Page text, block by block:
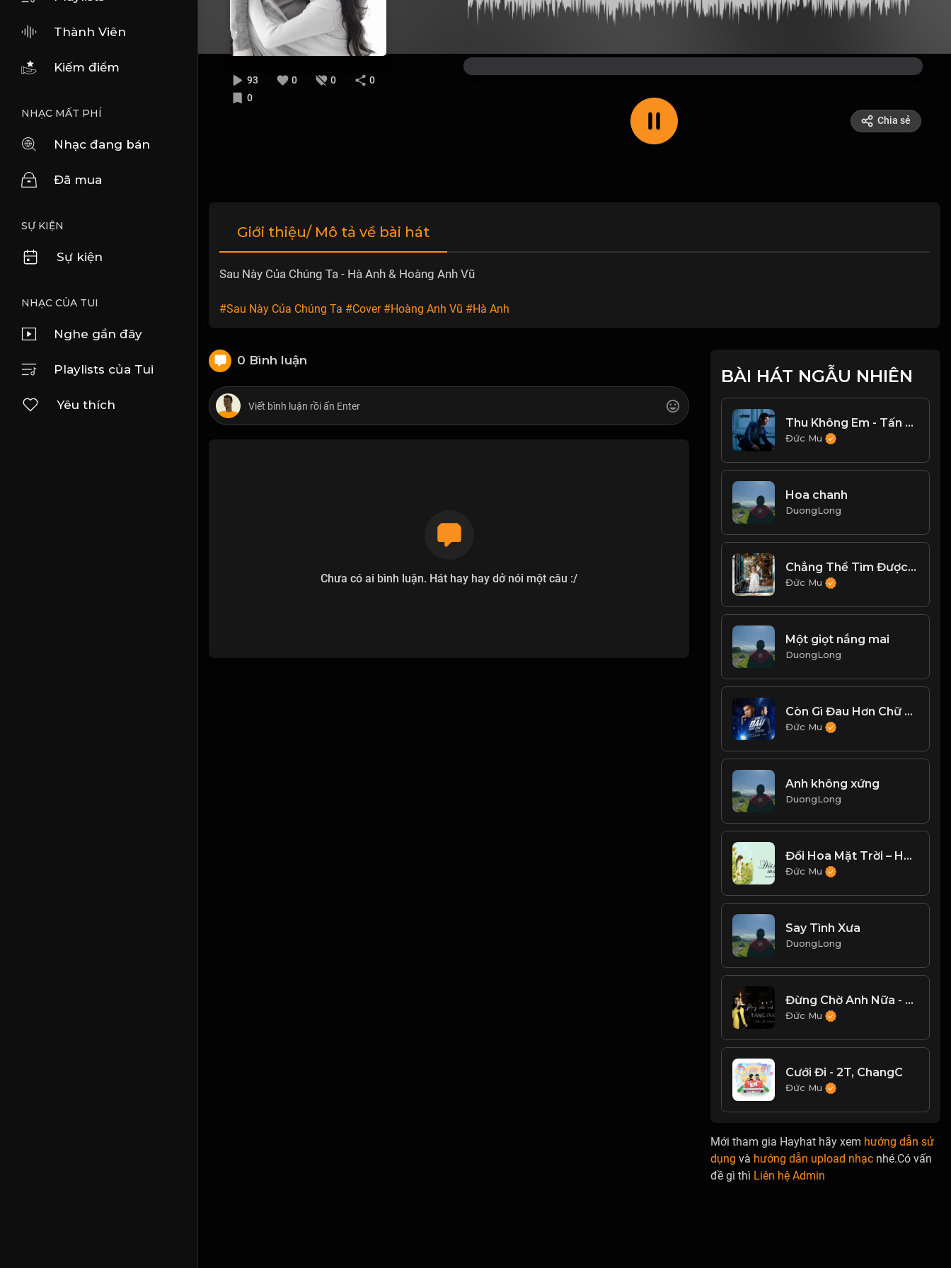
Thành Viên
Kiếm điểm
NHẠC MẤT PHÍ
Nhạc đang bán
Đã mua
SỰ KIỆN
Sự kiện
NHẠC CỦA TUI
Nghe gần đây
Playlists của Tui
Yêu thích
93 0 0
0
0
Chia sẻ
Giới thiệu/ Mô tả về bài hát
Sau Này Của Chúng Ta - Hà Anh & Hoàng Anh Vũ
#Sau Này Của Chúng Ta #Cover #Hoàng Anh Vũ #Hà Anh
0 Bình luận
Chưa có ai bình luận. Hát hay hay dở nói một câu :/
BÀI HÁT NGẪU NHIÊN
Thu Không Em - Tấn Minh
Đức Mu
Hoa chanh
DuongLong
Chẳng Thể Tìm Được Em - PhucXP
Đức Mu
Một giọt nắng mai
DuongLong
Còn Gì Đau Hơn Chữ Đã Từng - Quân A.P
Đức Mu
Anh không xứng
DuongLong
Đồi Hoa Mặt Trời – Hoàng Yến Chibi
Đức Mu
Say Tình Xưa
DuongLong
Đừng Chờ Anh Nữa - Tăng Phúc
Đức Mu
Cưới Đi - 2T, ChangC
Đức Mu
Mới tham gia Hayhat hãy xem hướng dẫn sử
dụng và hướng dẫn upload nhạc nhé.Có vấn
đề gì thì Liên hệ Admin